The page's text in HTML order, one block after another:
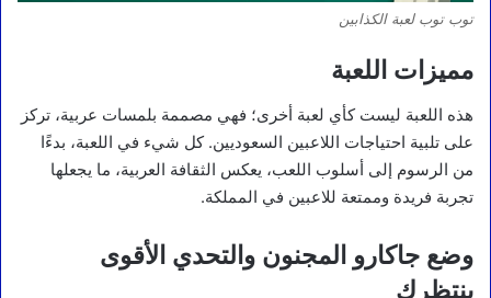
توب توب لعبة الكذابين
مميزات اللعبة
هذه اللعبة ليست كأي لعبة أخرى؛ فهي مصممة بلمسات عربية، تركز
على تلبية احتياجات اللاعبين السعوديين. كل شيء في اللعبة، بدءًا
من الرسوم إلى أسلوب اللعب، يعكس الثقافة العربية، ما يجعلها
تجربة فريدة وممتعة للاعبين في المملكة.
وضع جاكارو المجنون والتحدي الأقوى
ينتظرك